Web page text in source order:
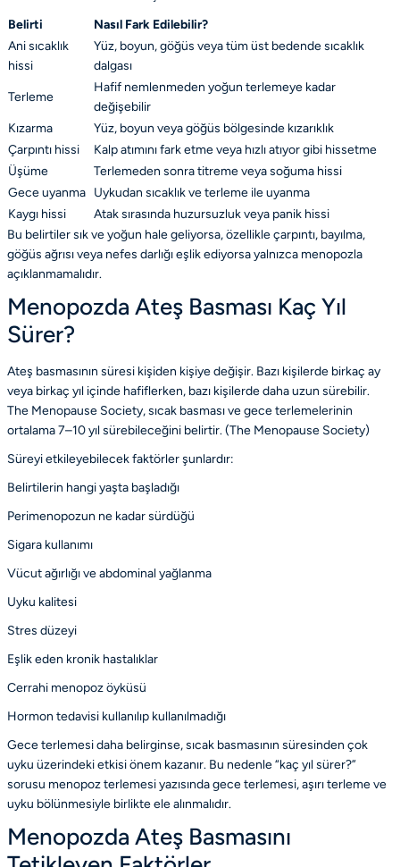
Belirti
Nasıl Fark Edilebilir?
Ani sıcaklık
hissi
Yüz, boyun, göğüs veya tüm üst bedende sıcaklık
dalgası
Terleme
Hafif nemlenmeden yoğun terlemeye kadar
değişebilir
Kızarma
Yüz, boyun veya göğüs bölgesinde kızarıklık
Çarpıntı hissi
Kalp atımını fark etme veya hızlı atıyor gibi hissetme
Üşüme
Terlemeden sonra titreme veya soğuma hissi
Gece uyanma Uykudan sıcaklık ve terleme ile uyanma
Kaygı hissi
Atak sırasında huzursuzluk veya panik hissi
Bu belirtiler sık ve yoğun hale geliyorsa, özellikle çarpıntı, bayılma,
göğüs ağrısı veya nefes darlığı eşlik ediyorsa yalnızca menopozla
açıklanmamalıdır.
Menopozda Ateş Basması Kaç Yıl
Sürer?
Ateş basmasının süresi kişiden kişiye değişir. Bazı kişilerde birkaç ay
veya birkaç yıl içinde hafiflerken, bazı kişilerde daha uzun sürebilir.
The Menopause Society, sıcak basması ve gece terlemelerinin
ortalama 7–10 yıl sürebileceğini belirtir. (The Menopause Society)
Süreyi etkileyebilecek faktörler şunlardır:
Belirtilerin hangi yaşta başladığı
Perimenopozun ne kadar sürdüğü
Sigara kullanımı
Vücut ağırlığı ve abdominal yağlanma
Uyku kalitesi
Stres düzeyi
Eşlik eden kronik hastalıklar
Cerrahi menopoz öyküsü
Hormon tedavisi kullanılıp kullanılmadığı
Gece terlemesi daha belirginse, sıcak basmasının süresinden çok
uyku üzerindeki etkisi önem kazanır. Bu nedenle “kaç yıl sürer?”
sorusu menopoz terlemesiyazısında gece terlemesi, aşırı terleme ve
uyku bölünmesiyle birlikte ele alınmalıdır.
Menopozda Ateş Basmasını